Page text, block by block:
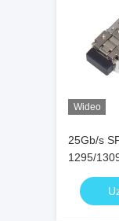
Wideo
25Gb/s
1295/